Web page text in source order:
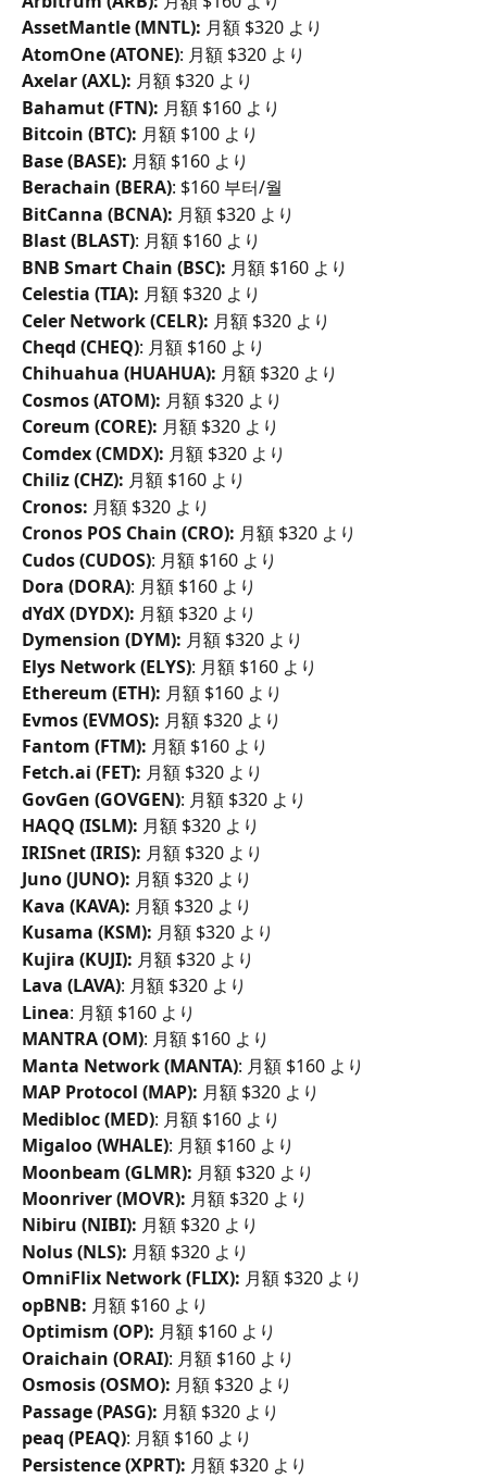
AssetMantle (MNTL): 月額 $320 より
AtomOne (ATONE): 月額 $320 より
Axelar (AXL): 月額 $320 より
Bahamut (FTN): 月額 $160 より
Bitcoin (BTC): 月額 $100 より
Base (BASE): 月額 $160 より
Berachain (BERA): $160 부터/월
BitCanna (BCNA): 月額 $320 より
Blast (BLAST): 月額 $160 より
BNB Smart Chain (BSC): 月額 $160 より
Celestia (TIA): 月額 $320 より
Celer Network (CELR): 月額 $320 より
Cheqd (CHEQ): 月額 $160 より
Chihuahua (HUAHUA): 月額 $320 より
Cosmos (ATOM): 月額 $320 より
Coreum (CORE): 月額 $320 より
Comdex (CMDX): 月額 $320 より
Chiliz (CHZ): 月額 $160 より
Cronos: 月額 $320 より
Cronos POS Chain (CRO): 月額 $320 より
Cudos (CUDOS): 月額 $160 より
Dora (DORA): 月額 $160 より
dYdX (DYDX): 月額 $320 より
Dymension (DYM): 月額 $320 より
Elys Network (ELYS): 月額 $160 より
Ethereum (ETH): 月額 $160 より
Evmos (EVMOS): 月額 $320 より
Fantom (FTM): 月額 $160 より
Fetch.ai (FET): 月額 $320 より
GovGen (GOVGEN): 月額 $320 より
HAQQ (ISLM): 月額 $320 より
IRISnet (IRIS): 月額 $320 より
Juno (JUNO): 月額 $320 より
Kava (KAVA): 月額 $320 より
Kusama (KSM): 月額 $320 より
Kujira (KUJI): 月額 $320 より
Lava (LAVA): 月額 $320 より
Linea: 月額 $160 より
MANTRA (OM): 月額 $160 より
Manta Network (MANTA): 月額 $160 より
MAP Protocol (MAP): 月額 $320 より
Medibloc (MED): 月額 $160 より
Migaloo (WHALE): 月額 $160 より
Moonbeam (GLMR): 月額 $320 より
Moonriver (MOVR): 月額 $320 より
Nibiru (NIBI): 月額 $320 より
Nolus (NLS): 月額 $320 より
OmniFlix Network (FLIX): 月額 $320 より
opBNB: 月額 $160 より
Optimism (OP): 月額 $160 より
Oraichain (ORAI): 月額 $160 より
Osmosis (OSMO): 月額 $320 より
Passage (PASG): 月額 $320 より
peaq (PEAQ): 月額 $160 より
Persistence (XPRT): 月額 $320 より